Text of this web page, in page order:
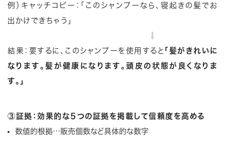
例）キャッチコピー：「このシャンプーなら、寝起きの髪でお
出かけできちゃう」
⇩
結果：要するに、このシャンプーを使用すると 「髪がきれいに
なります。髪が健康になります。頭皮の状態が良くなりま
す。」
③証拠：効果的な５つの証拠を掲載して信頼度を高める
数値的根拠…販売個数など具体的な数字